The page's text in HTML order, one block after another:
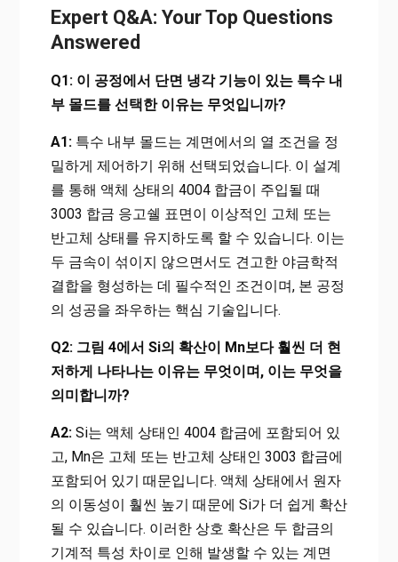
Expert Q&A: Your Top Questions
Answered
Q1: 이 공정에서 단면 냉각 기능이 있는 특수 내
부 몰드를 선택한 이유는 무엇입니까?
A1:특수 내부 몰드는 계면에서의 열 조건을 정
밀하게 제어하기 위해 선택되었습니다. 이 설계
를 통해 액체 상태의 4004 합금이 주입될 때
3003 합금 응고쉘 표면이 이상적인 고체 또는
반고체 상태를 유지하도록 할 수 있습니다. 이는
두 금속이 섞이지 않으면서도 견고한 야금학적
결합을 형성하는 데 필수적인 조건이며, 본 공정
의 성공을 좌우하는 핵심 기술입니다.
Q2: 그림 4에서 Si의 확산이 Mn보다 훨씬 더 현
저하게 나타나는 이유는 무엇이며, 이는 무엇을
의미합니까?
A2:Si는 액체 상태인 4004 합금에 포함되어 있
고, Mn은 고체 또는 반고체 상태인 3003 합금에
포함되어 있기 때문입니다. 액체 상태에서 원자
의 이동성이 훨씬 높기 때문에 Si가 더 쉽게 확산
될 수 있습니다. 이러한 상호 확산은 두 합금의
기계적 특성 차이로 인해 발생할 수 있는 계면